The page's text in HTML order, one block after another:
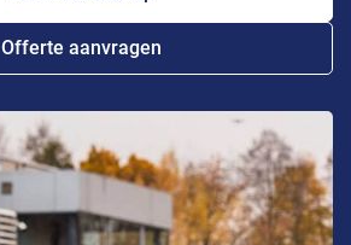
Offerte aanvragen